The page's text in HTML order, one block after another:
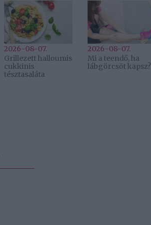
2026-08-07.
Grillezett halloumis
cukkinis
tésztasaláta
2026-08-07.
Mi a teendő, ha
lábgörcsöt kapsz?